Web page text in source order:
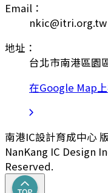
Email：
nkic@itri.org.tw
地址：
台北市南港區園
在Google Map
南港IC設計育成中心
NanKang IC Design
Reserved.